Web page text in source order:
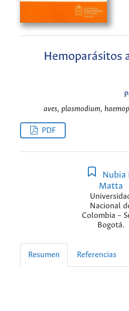
Hemoparásitos
aves, plasmodium,
PDF
Nubia
Matta
Nacional
Colombia –
Bogotá.
Resumen Referencias